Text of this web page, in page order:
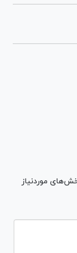
موردنیاز